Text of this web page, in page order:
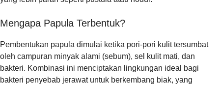
Mengapa Papula Terbentuk?
Pembentukan papula dimulai ketika pori-pori kulit tersumbat
oleh campuran minyak alami (sebum), sel kulit mati, dan
bakteri. Kombinasi ini menciptakan lingkungan ideal bagi
bakteri penyebab jerawat untuk berkembang biak, yang